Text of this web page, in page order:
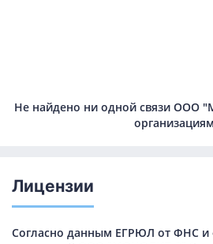
Не найдено ни одной связи ООО
Лицензии
Согласно данным ЕГРЮЛ от ФНС и